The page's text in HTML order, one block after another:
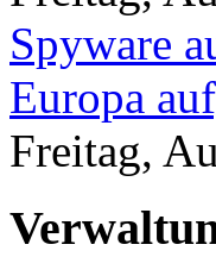
Spyware
Europa
Freitag,